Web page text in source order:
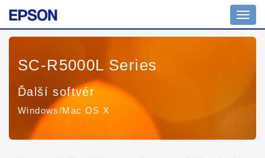
SC-R5000L Series
Ďalší softvér
Windows/Mac OS X